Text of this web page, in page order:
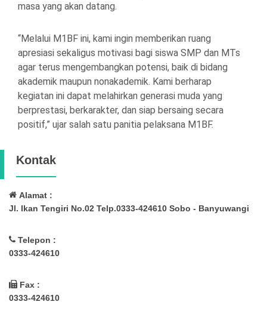
masa yang akan datang.
“Melalui M1BF ini, kami ingin memberikan ruang
apresiasi sekaligus motivasi bagi siswa SMP dan MTs
agar terus mengembangkan potensi, baik di bidang
akademik maupun nonakademik. Kami berharap
kegiatan ini dapat melahirkan generasi muda yang
berprestasi, berkarakter, dan siap bersaing secara
positif,” ujar salah satu panitia pelaksana M1BF.
Kontak
Alamat :
Jl. Ikan Tengiri No.02 Telp.0333-424610 Sobo - Banyuwangi
Telepon :
0333-424610
Fax :
0333-424610